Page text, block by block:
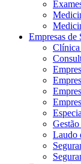
Empresas de
Clínica
Laudo